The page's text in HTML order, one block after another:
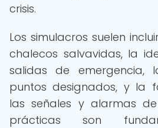
crisis.
Los simulacros suelen
chalecos salvavidas, la
salidas de emergencia,
puntos designados, y la
las señales y alarmas
prácticas son